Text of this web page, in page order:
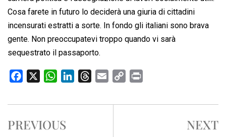
Cosa farete in futuro lo deciderà una giuria di cittadini
incensurati estratti a sorte. In fondo gli italiani sono brava
gente. Non preoccupatevi troppo quando vi sarà
sequestrato il passaporto.
c
b
W
a
s
n
r
a
p
i
PREVIOUS NEXT